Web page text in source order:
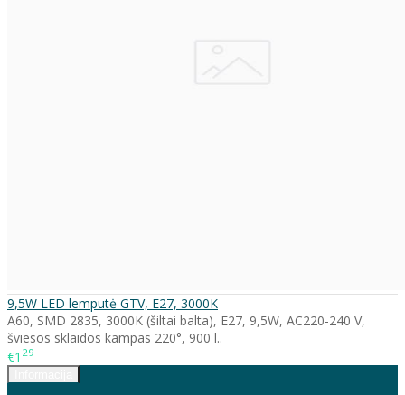
9,5W LED lemputė GTV, E27, 3000K
A60, SMD 2835, 3000K (šiltai balta), E27, 9,5W, AC220-240 V,
šviesos sklaidos kampas 220°, 900 l..
€1 29